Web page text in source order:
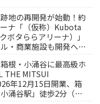
地の再開発が始動！約
ナ「（仮称）Kubota
ボタららアリーナ）」
・商業施設も開発へ
根・小涌谷に最高級ホ
THE MITSUI
年12月15日開業、箱
涌谷駅」徒歩2分（旅